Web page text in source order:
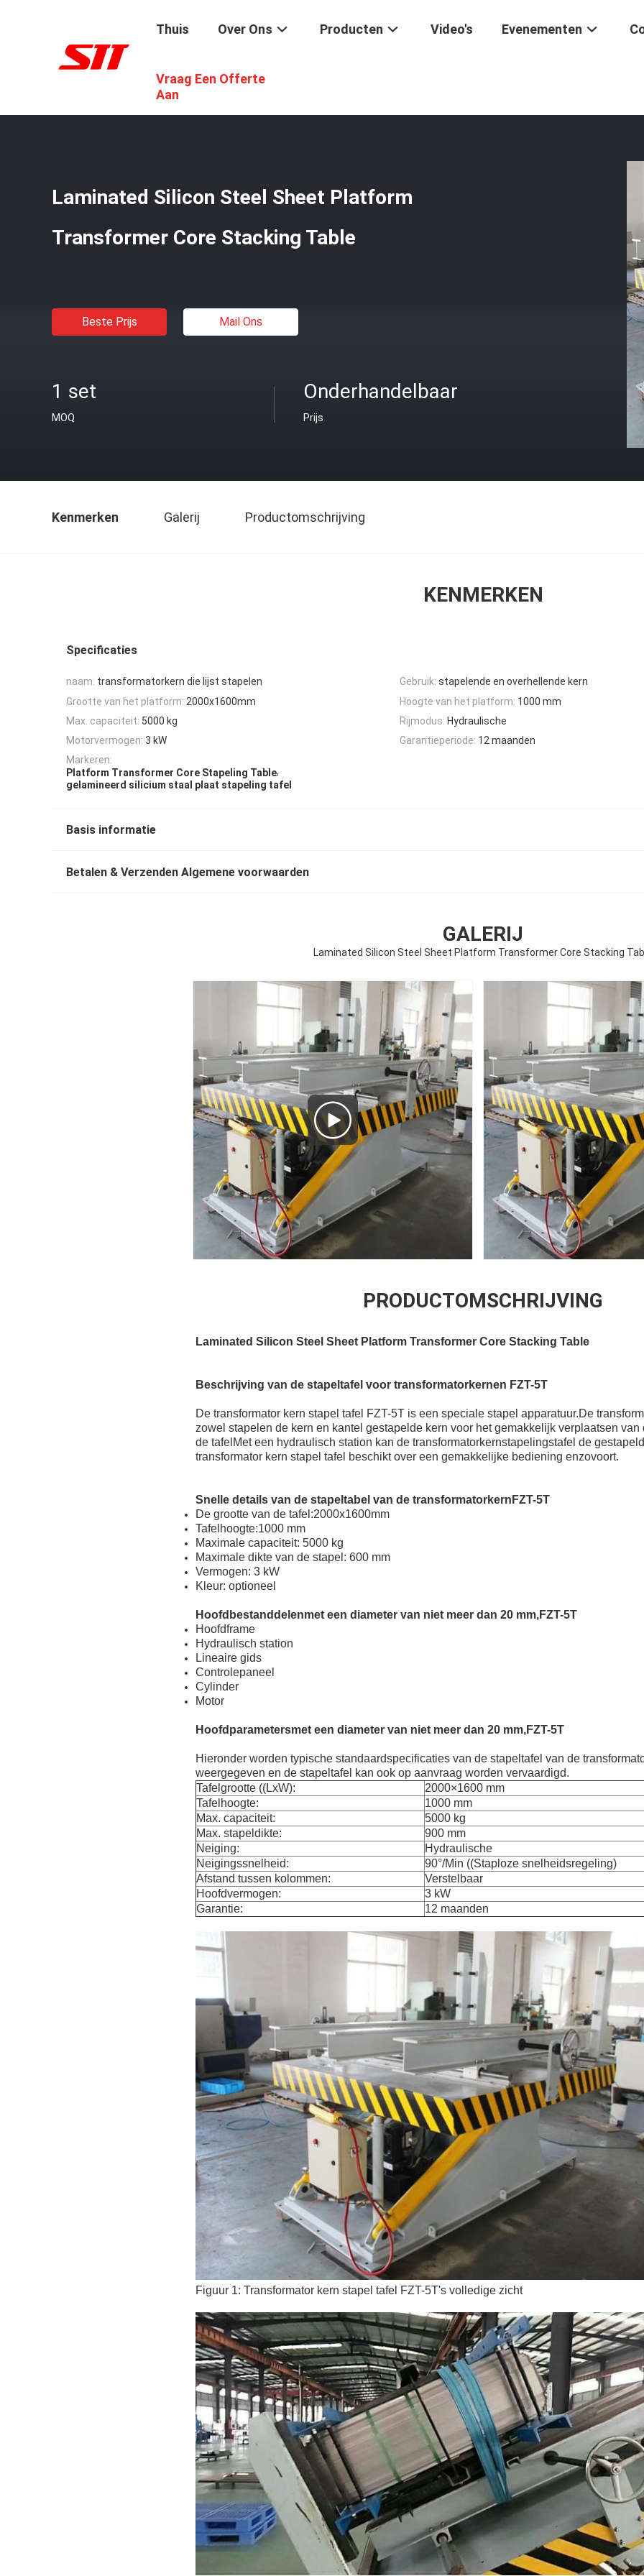
Thuis Over Ons Producten Video's Evenementen
Vraag Een Offerte
Aan
Transformatorkern Die Lijst Stapelen
Laminated Silicon Steel Sheet Platform
Transformer Core Stacking Table
Beste Prijs Mail Ons
1 set
MOQ
Onderhandelbaar
Prijs
Kenmerken Galerij Productomschrijving
KENMERKEN
Specificaties
naam: transformatorkern die lijst stapelen Gebruik: stapelende en overhellende kern
Grootte van het platform: 2000x1600mm Hoogte van het platform: 1000 mm
Max. capaciteit: 5000 kg Rijmodus: Hydraulische
Motorvermogen: 3 kW Garantieperiode: 12 maanden
Markeren:
Platform Transformer Core Stapeling Table,
gelamineerd silicium staal plaat stapeling tafel
Basis informatie
Betalen & Verzenden Algemene voorwaarden
GALERIJ
Laminated Silicon Steel Sheet Platform Transformer Core Stacking
PRODUCTOMSCHRIJVING
Laminated Silicon Steel Sheet Platform Transformer Core Stacking Table
Beschrijving van de stapeltafel voor transformatorkernen FZT-5T
De transformator kern stapel tafel FZT-5T is een speciale stapel apparatuur.De
zowel stapelen de kern en kantel gestapelde kern voor het gemakkelijk verplaatsen
de tafelMet een hydraulisch station kan de transformatorkernstapelingstafel de
transformator kern stapel tafel beschikt over een gemakkelijke bediening enzovoort.
Snelle details van de stapeltabel van de transformatorkern FZT-5T
De grootte van de tafel:2000x1600mm
Tafelhoogte:1000 mm
Maximale capaciteit: 5000 kg
Maximale dikte van de stapel: 600 mm
Vermogen: 3 kW
Kleur: optioneel
Hoofdbestanddelenmet een diameter van niet meer dan 20 mm,FZT-5T
Hoofdframe
Hydraulisch station
Lineaire gids
Controlepaneel
Cylinder
Motor
Hoofdparametersmet een diameter van niet meer dan 20 mm,FZT-5T
Hieronder worden typische standaardspecificaties van de stapeltafel van de
weergegeven en de stapeltafel kan ook op aanvraag worden vervaardigd.
Tafelgrootte ((LxW):
2000×1600 mm
Tafelhoogte:
1000 mm
Max. capaciteit:
5000 kg
Max. stapeldikte:
900 mm
Neiging:
Hydraulische
Neigingssnelheid:
90°/Min ((Staploze snelheidsregeling)
Afstand tussen kolommen:
Verstelbaar
Hoofdvermogen:
3 kW
Garantie:
12 maanden
Figuur 1: Transformator kern stapel tafel FZT-5T's volledige zicht